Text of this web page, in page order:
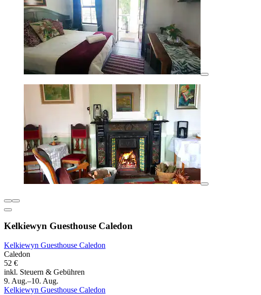
Kelkiewyn Guesthouse Caledon
Kelkiewyn Guesthouse Caledon
Caledon
52 €
inkl. Steuern & Gebühren
9. Aug.–10. Aug.
Kelkiewyn Guesthouse Caledon